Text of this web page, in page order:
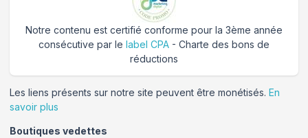
Notre contenu est certifié conforme pour la 3ème année
consécutive par le label CPA - Charte des bons de
réductions
Les liens présents sur notre site peuvent être monétisés. En
savoir plus
Boutiques vedettes